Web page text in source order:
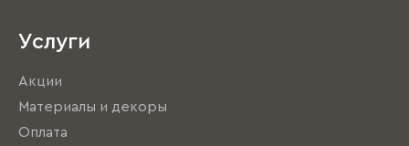
Услуги
Акции
Материалы и декоры
Оплата